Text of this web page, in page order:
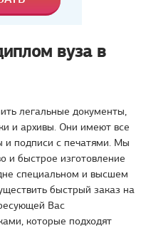
вуза в
легальные документы,
и архивы. Они имеют все
и подписи с печатями. Мы
и быстрое изготовление
специальном и высшем
быстрый заказ на
Вас
которые подходят